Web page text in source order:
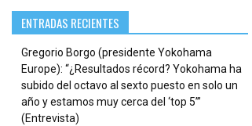
ENTRADAS RECIENTES
Gregorio Borgo (presidente Yokohama
Europe): “¿Resultados récord? Yokohama ha
subido del octavo al sexto puesto en solo un
año y estamos muy cerca del ‘top 5’”
(Entrevista)